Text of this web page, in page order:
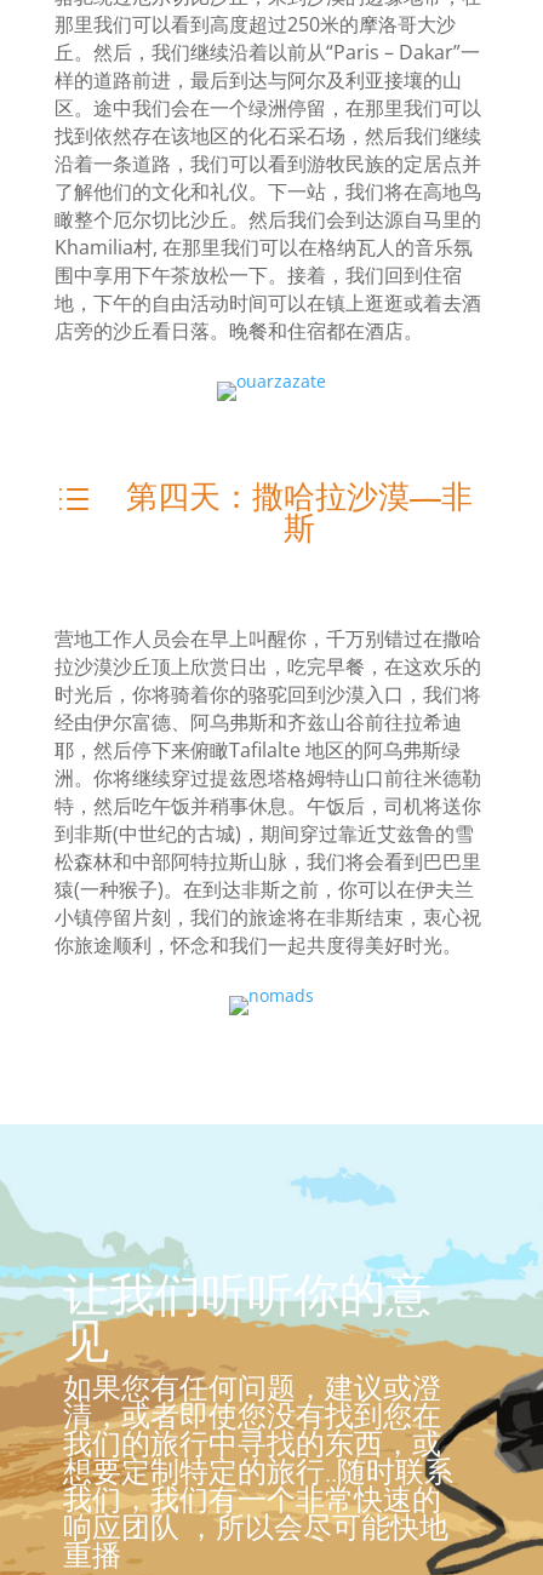
那里我们可以看到高度超过250米的摩洛哥大沙
丘。然后，我们继续沿着以前从“Paris – Dakar”一
样的道路前进，最后到达与阿尔及利亚接壤的山
区。途中我们会在一个绿洲停留，在那里我们可以
找到依然存在该地区的化石采石场，然后我们继续
沿着一条道路，我们可以看到游牧民族的定居点并
了解他们的文化和礼仪。下一站，我们将在高地鸟
瞰整个厄尔切比沙丘。然后我们会到达源自马里的
Khamilia村, 在那里我们可以在格纳瓦人的音乐氛
围中享用下午茶放松一下。接着，我们回到住宿
地，下午的自由活动时间可以在镇上逛逛或着去酒
店旁的沙丘看日落。晚餐和住宿都在酒店。
d
第四天：撒哈拉沙漠—非
斯
营地工作人员会在早上叫醒你，千万别错过在撒哈
拉沙漠沙丘顶上欣赏日出，吃完早餐，在这欢乐的
时光后，你将骑着你的骆驼回到沙漠入口，我们将
经由伊尔富德、阿乌弗斯和齐兹山谷前往拉希迪
耶，然后停下来俯瞰Tafilalte地区的阿乌弗斯绿
洲。你将继续穿过提兹恩塔格姆特山口前往米德勒
特，然后吃午饭并稍事休息。午饭后，司机将送你
到非斯(中世纪的古城) ，期间穿过靠近艾兹鲁的雪
松森林和中部阿特拉斯山脉，我们将会看到巴巴里
猿(一种猴子)。在到达非斯之前，你可以在伊夫兰
小镇停留片刻，我们的旅途将在非斯结束，衷心祝
你旅途顺利，怀念和我们一起共度得美好时光。
让我们听听你的意
见
如果您有任何问题，建议或澄
清，或者即使您没有找到您在
我们的旅行中寻找的东西，或
想要定制特定的旅行..随时联系
我们，我们有一个非常快速的
响应团队 ，所以会尽可能快地
重播